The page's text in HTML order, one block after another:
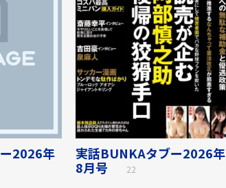
2026年
実話BUNKAタブー2026年
8月号
22